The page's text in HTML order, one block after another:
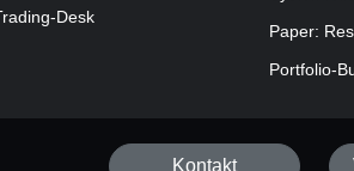
Desk
Paper:
Portfolio-
Kontakt